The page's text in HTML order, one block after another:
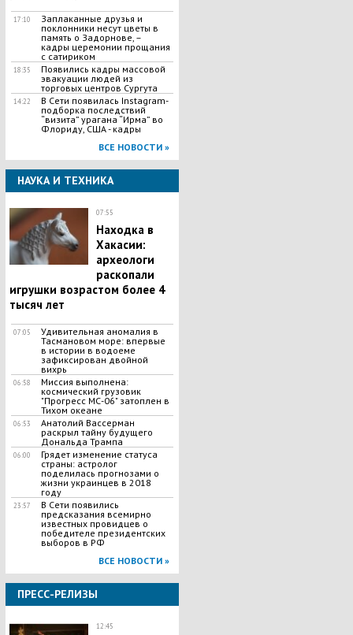
17:10
Заплаканные друзья и
поклонники несут цветы в
память о Задорнове, –
кадры церемонии прощания
с сатириком
18:35
Появились кадры массовой
эвакуации людей из
торговых центров Сургута
14:22
В Сети появилась Іnstagram-
подборка последствий
“визита” урагана “Ирма” во
Флориду, США - кадры
ВСЕ НОВОСТИ »
НАУКА И ТЕХНИКА
07:55
Находка в
Хакасии:
археологи
раскопали
игрушки возрастом более 4
тысяч лет
07:05
Удивительная аномалия в
Тасмановом море: впервые
в истории в водоеме
зафиксирован двойной
вихрь
06:58
Миссия выполнена:
космический грузовик
"Прогресс МС-06" затоплен в
Тихом океане
06:53
Анатолий Вассерман
раскрыл тайну будущего
Дональда Трампа
06:00
Грядет изменение статуса
страны: астролог
поделилась прогнозами о
жизни украинцев в 2018
году
23:57
В Сети появились
предсказания всемирно
известных провидцев о
победителе президентских
выборов в РФ
ВСЕ НОВОСТИ »
ПРЕСС-РЕЛИЗЫ
12:45